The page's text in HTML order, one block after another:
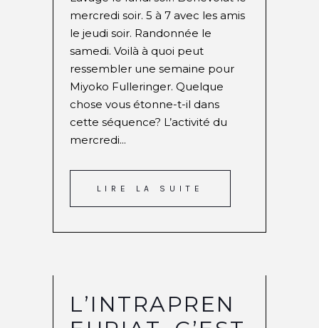
mercredi soir. 5 à 7 avec les amis
le jeudi soir. Randonnée le
samedi. Voilà à quoi peut
ressembler une semaine pour
Miyoko Fulleringer. Quelque
chose vous étonne-t-il dans
cette séquence? L’activité du
mercredi...
LIRE LA SUITE
L’INTRAPREN